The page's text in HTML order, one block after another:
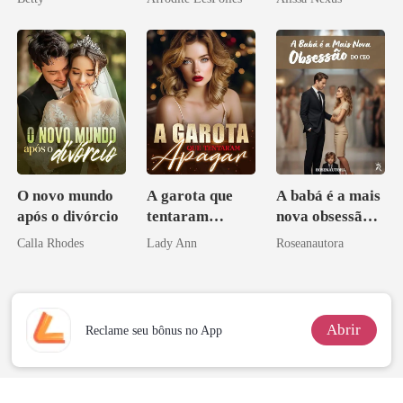
Marcada
O novo mundo
após o divórcio
Calla Rhodes
A garota que
tentaram
apagar
Lady Ann
A babá é a mais
nova obsessão
do CEO
Roseanautora
Reclame seu bônus no App Abrir